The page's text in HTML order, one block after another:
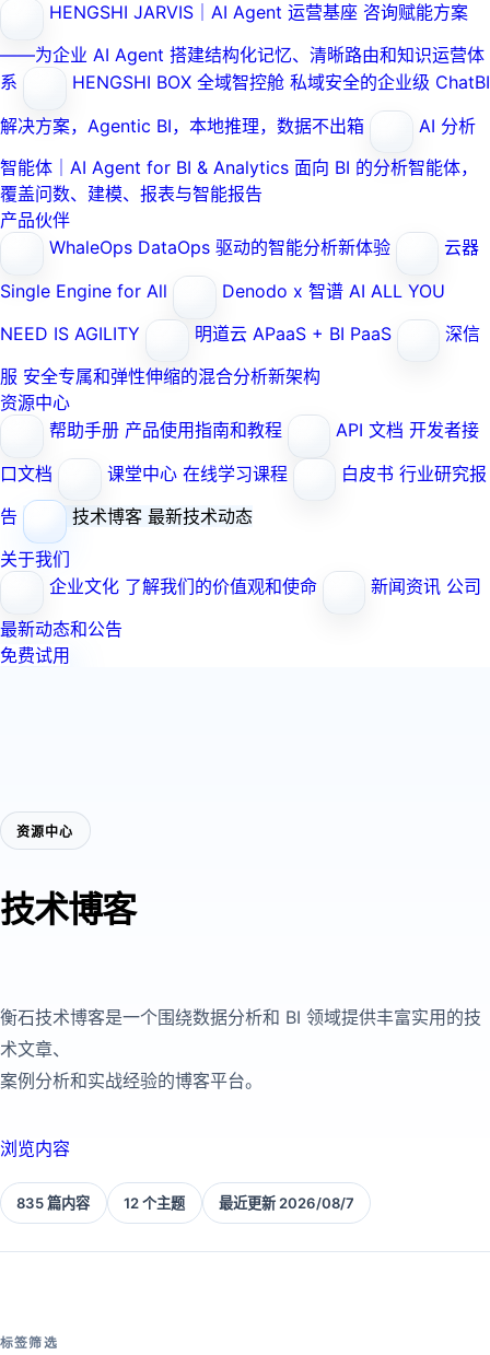
HENGSHI JARVIS｜AI Agent 运营基座 咨询赋能方案
——为企业 AI Agent 搭建结构化记忆、清晰路由和知识运营体
系
HENGSHI BOX 全域智控舱 私域安全的企业级 ChatBI
解决方案，Agentic BI，本地推理，数据不出箱
AI 分析
智能体｜AI Agent for BI & Analytics 面向 BI 的分析智能体，
覆盖问数、建模、报表与智能报告
产品伙伴
WhaleOps DataOps 驱动的智能分析新体验
云器
Single Engine for All
Denodo x 智谱 AI ALL YOU
NEED IS AGILITY
明道云 APaaS + BI PaaS
深信
服 安全专属和弹性伸缩的混合分析新架构
资源中心
帮助手册 产品使用指南和教程 API 文档 开发者接
口文档
课堂中心 在线学习课程 白皮书 行业研究报
告
技术博客 最新技术动态
关于我们
企业文化 了解我们的价值观和使命 新闻资讯 公司
最新动态和公告
免费试用
资源中心
技术博客
衡石技术博客是一个围绕数据分析和 BI 领域提供丰富实用的技
术文章、
案例分析和实战经验的博客平台。
浏览内容
835 篇内容 12 个主题 最近更新 2026/08/7
标签筛选